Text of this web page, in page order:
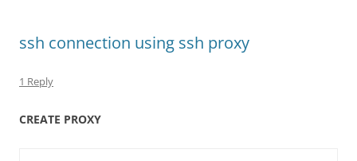
ssh connection using ssh proxy
1 Reply
CREATE PROXY